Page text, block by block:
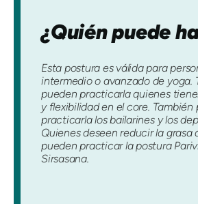
¿Quién puede
Esta postura es válida para
intermedio o avanzado de yoga.
pueden practicarla quienes
y ​​flexibilidad en el core. También
practicarla los bailarines y los
Quienes deseen reducir la grasa
pueden practicar la postura
Sirsasana.